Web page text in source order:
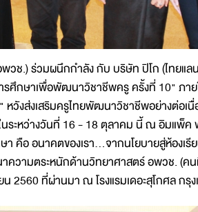
ช.) ร่วมผนึกกำลัง กับ บริษัท ปิโก (ไทยแ
ศึกษาเพื่อพัฒนาวิชาชีพครู ครั้งที่ 10" ภา
หวังส่งเสริมครูไทยพัฒนาวิชาชีพอย่างต่อเ
ระหว่างวันที่ 16 - 18 ตุลาคม นี้ ณ อิมแพ็ค
คือ อนาคตของเรา...จากนโยบายสู่ห้องเรี
วามตระหนักด้านวิทยาศาสตร์ อพวช. (คน
2560 ที่ผ่านมา ณ โรงแรมเดอะสุโกศล กรุ